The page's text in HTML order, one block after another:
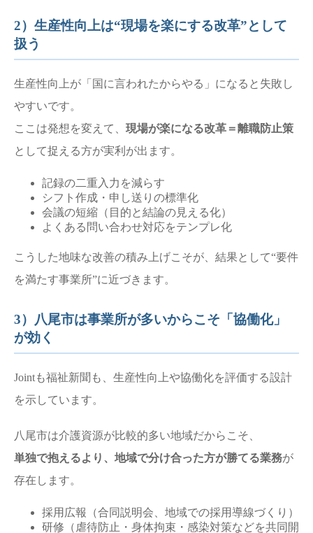
2）生産性向上は“現場を楽にする改革”として
扱う
生産性向上が「国に言われたからやる」になると失敗し
やすいです。
ここは発想を変えて、 現場が楽になる改革＝離職防止策
として捉える方が実利が出ます。
記録の二重入力を減らす
シフト作成・申し送りの標準化
会議の短縮（目的と結論の見える化）
よくある問い合わせ対応をテンプレ化
こうした地味な改善の積み上げこそが、結果として“要件
を満たす事業所”に近づきます。
3）八尾市は事業所が多いからこそ「協働化」
が効く
Jointも福祉新聞も、生産性向上や協働化を評価する設計
を示しています。
八尾市は介護資源が比較的多い地域だからこそ、
単独で抱えるより、地域で分け合った方が勝てる業務が
存在します。
採用広報（合同説明会、地域での採用導線づくり）
研修（虐待防止・身体拘束・感染対策などを共同開